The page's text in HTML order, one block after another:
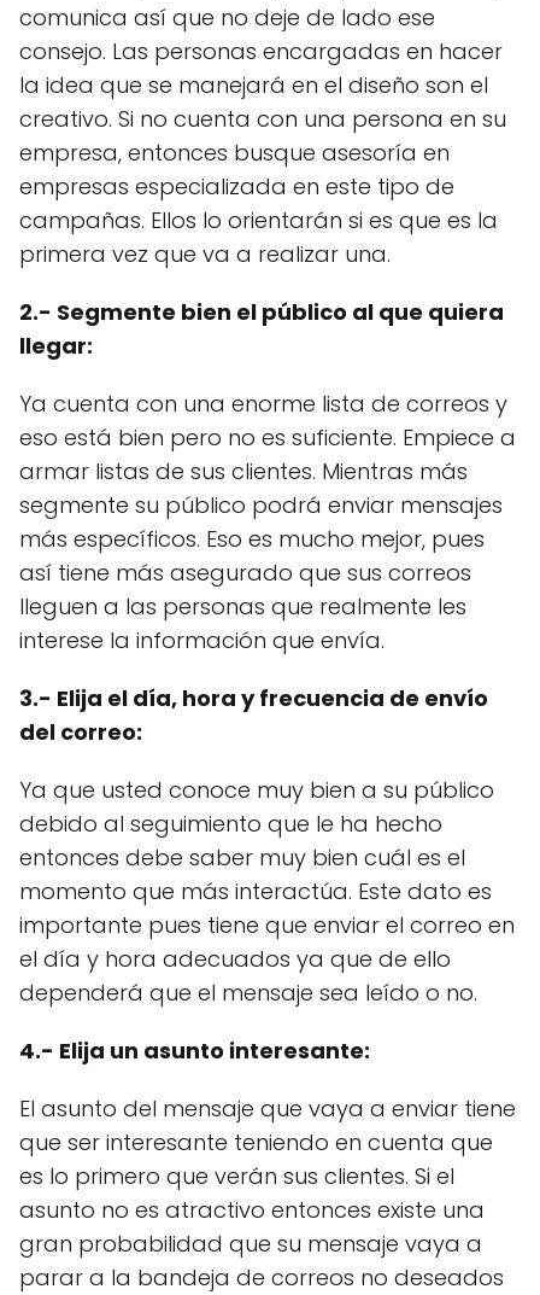
comunica así que no deje de lado ese
consejo. Las personas encargadas en hacer
la idea que se manejará en el diseño son el
creativo. Si no cuenta con una persona en su
empresa, entonces busque asesoría en
empresas especializada en este tipo de
campañas. Ellos lo orientarán si es que es la
primera vez que va a realizar una.
2.- Segmente bien el público al que quiera
llegar:
Ya cuenta con una enorme lista de correos y
eso está bien pero no es suficiente. Empiece a
armar listas de sus clientes. Mientras más
segmente su público podrá enviar mensajes
más específicos. Eso es mucho mejor, pues
así tiene más asegurado que sus correos
lleguen a las personas que realmente les
interese la información que envía.
3.- Elija el día, hora y frecuencia de envío
del correo:
Ya que usted conoce muy bien a su público
debido al seguimiento que le ha hecho
entonces debe saber muy bien cuál es el
momento que más interactúa. Este dato es
importante pues tiene que enviar el correo en
el día y hora adecuados ya que de ello
dependerá que el mensaje sea leído o no.
4.- Elija un asunto interesante:
El asunto del mensaje que vaya a enviar tiene
que ser interesante teniendo en cuenta que
es lo primero que verán sus clientes. Si el
asunto no es atractivo entonces existe una
gran probabilidad que su mensaje vaya a
parar a la bandeja de correos no deseados